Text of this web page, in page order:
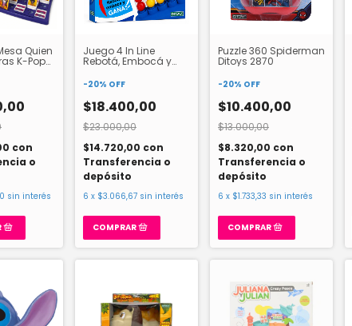
Quien
K-Pop
con
o
sin interés
Juego 4 In Line
Rebotá, Embocá y
-20% OFF
$18.400,00
$23.000,00
$14.720,00 con
Transferencia o
depósito
6 x $3.066,67 sin interés
Puzzle 360 Spiderman
Ditoys 2870
-20% OFF
$10.400,00
$13.000,00
$8.320,00 con
Transferencia o
depósito
6 x $1.733,33 sin interés